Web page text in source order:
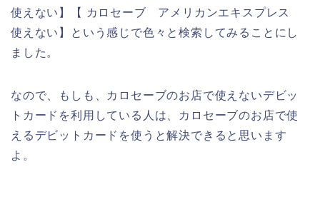
使えない】【 カロセーブ アメリカンエキスプレス
使えない】という感じで色々と検索してみることにし
ました。
なので、もしも、カロセーブのお店で使えないデビッ
トカードを利用している人は、カロセーブのお店で使
えるデビットカードを使うと解決できると思います
よ。